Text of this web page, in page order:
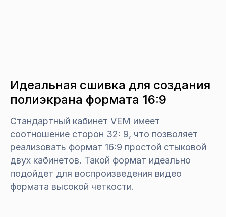
Идеальная сшивка для создания
полиэкрана формата 16:9
Стандартный кабинет VEM имеет
соотношение сторон 32: 9, что позволяет
реализовать формат 16:9 простой стыковой
двух кабинетов. Такой формат идеально
подойдет для воспроизведения видео
формата высокой четкости.